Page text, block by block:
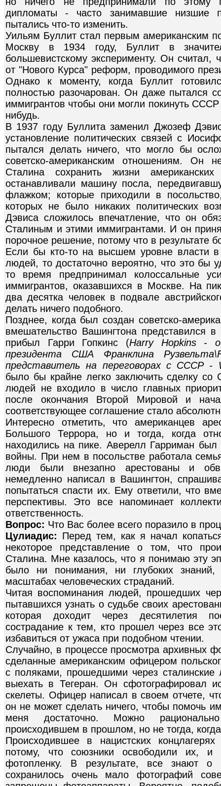
дипломаты - часто занимавшие низшие
пытались что-то изменить.
Уильям Буллит стал первым американским
Москву в 1934 году, Буллит в
большевистскому эксперименту. Он считал,
от "Нового Курса" реформ, проводимого
Однако к моменту, когда Буллит
полностью разочарован. Он даже пытался
иммигрантов чтобы они могли покинуть СССР
нибудь.
В 1937 году Буллита заменил Джозеф
установление политических связей с
пытался делать ничего, что могло бы
советско-американским отношениям. Он
Сталина сохранить жизни
останавливали машину посла,
флажком; которые приходили в
которых не было никаких политических
Дэвиса сложилось впечатление, что он
Сталиным и этими иммигрантами. И он
порочное решение, потому что в результате
Если бы кто-то на высшем уровне власти
людей, то достаточно вероятно, что это бы
то время предпринимал колоссальные
иммигрантов, оказавшихся в Москве. На
два десятка человек в подвале
делать ничего подобного.
Позднее, когда был создан советско-
вмешательство Вашингтона представился
прибыл Гарри Гопкинс (Harry Hopkins -
президента США Франклина
представитель на переговорах с СССР -
было бы крайне легко заключить сделку
людей не входило в число главных
после окончания Второй Мировой и
соответствующее соглашение стало
Интересно отметить, что американцев
Большого Террора, но и тогда, когда
находились на пике. Аверелл Гарриман
войны. При нем в посольстве работала
люди были внезапно арестованы и
немедленно написал в Вашингтон,
попытаться спасти их. Ему ответили, что
перспективы. Это все напоминает
ответственность.
Вопрос: Что Вас более всего поразило в
Цулиадис: Перед тем, как я начал
некоторое представление о том, что
Сталина. Мне казалось, что я понимаю эту
было ни понимания, ни глубоких знаний,
масштабах человеческих страданий.
Читая воспоминания людей, прошедших
пытавшихся узнать о судьбе своих
которая доходит через десятилетия
сострадание к тем, кто прошел через все
избавиться от ужаса при подобном чтении.
Случайно, в процессе просмотра архивных
сделанные американским офицером
с поляками, прошедшими через сталинские
выехать в Тегеран. Он сфотографировал
скелеты. Офицер написал в своем отчете,
он не может сделать ничего, чтобы помочь
меня достаточно. Можно
происходившем в прошлом, но не тогда,
Происходившее в нацистских
потому, что союзники освободили их,
фотопленку. В результате, все знают о
сохранилось очень мало фотографий